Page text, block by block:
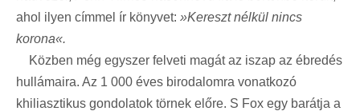
ahol ilyen címmel ír könyvet: »Kereszt nélkül nincs
korona«.
Közben még egyszer felveti magát az iszap az ébredés
hullámaira. Az 1 000 éves birodalomra vonatkozó
khiliasztikus gondolatok törnek előre. S Fox egy barátja a